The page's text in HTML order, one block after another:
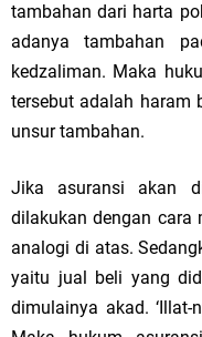
tambahan dari harta
adanya tambahan
kedzaliman. Maka
tersebut adalah haram
unsur tambahan.
Jika asuransi akan
dilakukan dengan cara
analogi di atas.
yaitu jual beli yang
dimulainya akad.